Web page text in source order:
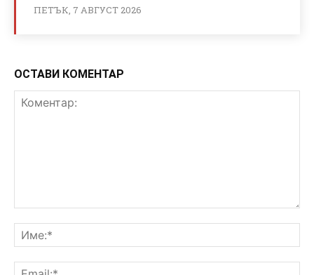
ПЕТЪК, 7 АВГУСТ 2026
ОСТАВИ КОМЕНТАР